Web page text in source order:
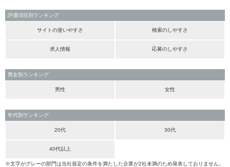
評価項目別ランキング
サイトの使いやすさ 検索のしやすさ
求人情報 応募のしやすさ
男女別ランキング
男性 女性
年代別ランキング
20代 30代
40代以上
※文字がグレーの部門は当社規定の条件を満たした企業が2社未満のため発表しておりません。